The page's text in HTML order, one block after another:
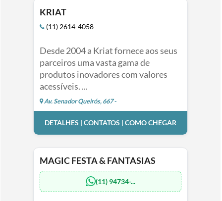
KRIAT
(11) 2614-4058
Desde 2004 a Kriat fornece aos seus
parceiros uma vasta gama de
produtos inovadores com valores
acessíveis. ...
Av. Senador Queirós, 667 -
DETALHES | CONTATOS | COMO CHEGAR
MAGIC FESTA & FANTASIAS
(11) 94734-...